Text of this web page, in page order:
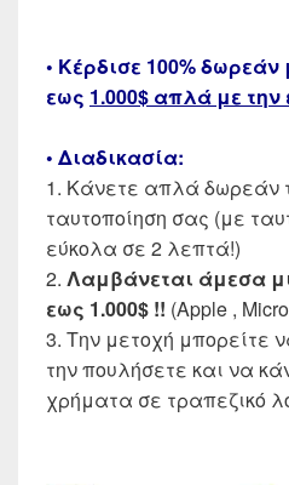
• Κέρδισε 100%
εως 1.000$ απλά με
• Διαδικασία:
1. Κάνετε απλά δωρεάν
ταυτοποίηση σας (με
εύκολα σε 2 λεπτά!)
2. Λαμβάνεται άμεσα
εως 1.000$ !! (Apple ,
3. Την μετοχή μπορείτε
την πουλήσετε και να
χρήματα σε τραπεζικό